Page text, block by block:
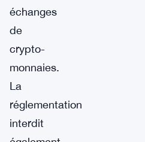
échanges
de
crypto-
monnaies.
La
réglementation
interdit